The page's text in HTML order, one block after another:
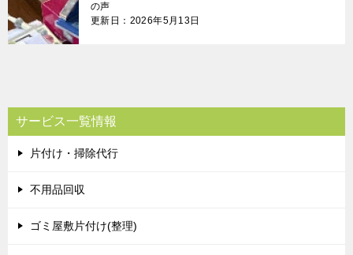
の声
更新日：2026年5月13日
サービス一覧情報
片付け・掃除代行
不用品回収
ゴミ屋敷片付け(整理)